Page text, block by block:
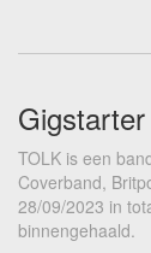
TOLK is een
Coverband,
28/09/2023 in
binnengehaald.